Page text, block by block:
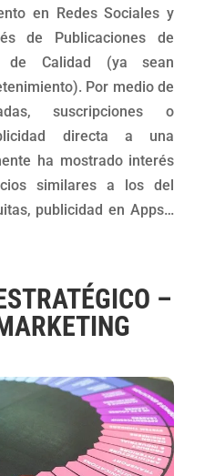
en Redes Sociales y
de Publicaciones de
de Calidad (ya sean
Por medio de
suscripciones o
directa a una
ha mostrado interés
similares a los del
publicidad en Apps…
–